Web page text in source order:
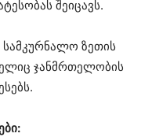
შეიცავს.
ზეთის
ჯანმრთელობის